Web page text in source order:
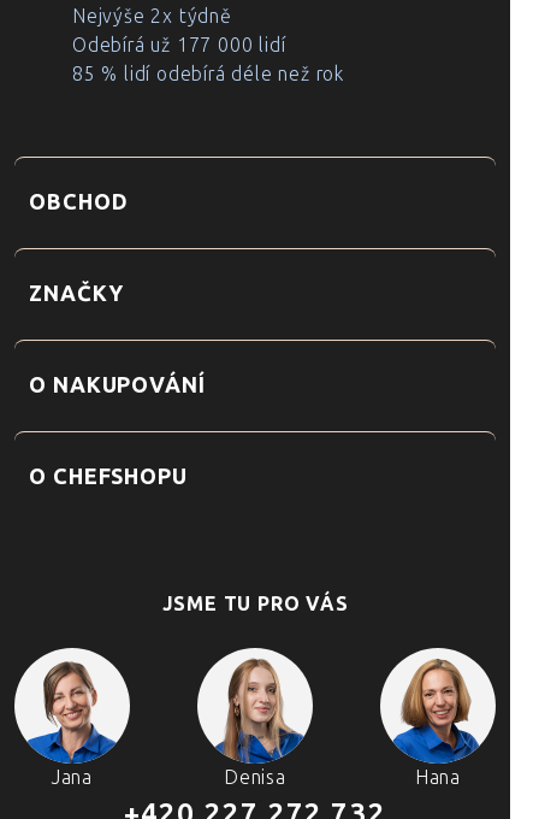
Nejvýše 2x týdně
Odebírá už 177 000 lidí
85 % lidí odebírá déle než rok
OBCHOD
ZNAČKY
O NAKUPOVÁNÍ
O CHEFSHOPU
JSME TU PRO VÁS
Jana Denisa Hana